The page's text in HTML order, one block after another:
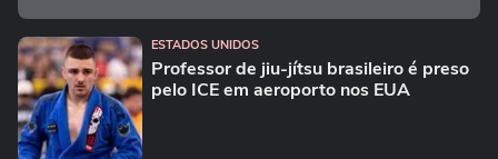
ESTADOS UNIDOS
Professor de jiu-jítsu brasileiro é preso
pelo ICE em aeroporto nos EUA